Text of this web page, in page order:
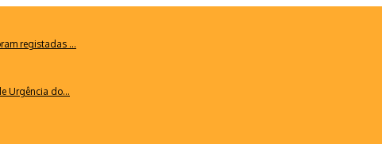
registadas ...
Urgência do...